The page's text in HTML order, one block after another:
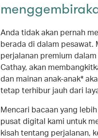
Anda tidak akan pernah
berada di dalam pesawat.
perjalanan premium
Cathay, akan
dan mainan anak-anak*
tetap terhibur jauh dari
Mencari bacaan yang
pusat digital kami untuk
kisah tentang perjalanan,